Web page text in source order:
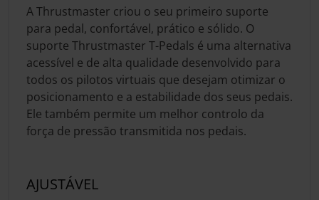
A Thrustmaster criou o seu primeiro suporte
para pedal, confortável, prático e sólido. O
suporte Thrustmaster T-Pedals é uma alternativa
acessível e de alta qualidade desenvolvido para
todos os pilotos virtuais que desejam otimizar o
posicionamento e a estabilidade dos seus pedais.
Ele também permite um melhor controlo da
força de pressão transmitida nos pedais.
AJUSTÁVEL